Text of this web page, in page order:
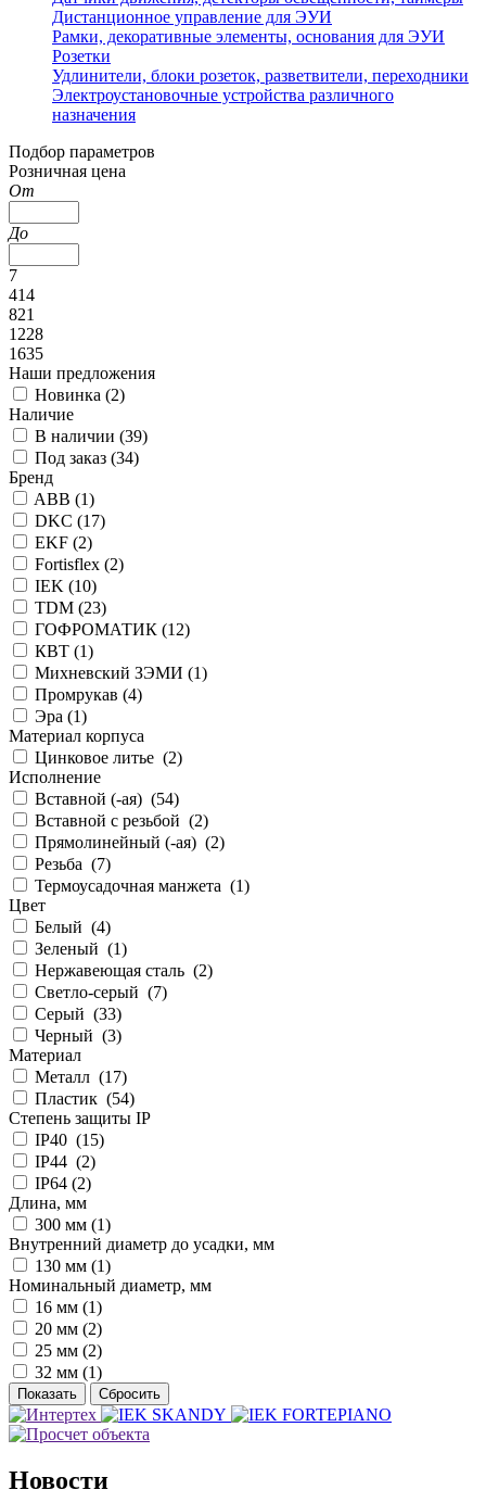
Дистанционное управление для ЭУИ
Рамки, декоративные элементы, основания для ЭУИ
Розетки
Удлинители, блоки розеток, разветвители, переходники
Электроустановочные устройства различного
назначения
Подбор параметров
Розничная цена
От
До
7
414
821
1228
1635
Наши предложения
Новинка (2)
Наличие
В наличии (39)
Под заказ (34)
Бренд
ABB (1)
DKC (17)
EKF (2)
Fortisflex (2)
IEK (10)
TDM (23)
ГОФРОМАТИК (12)
КВТ (1)
Михневский ЗЭМИ (1)
Промрукав (4)
Эра (1)
Материал корпуса
Цинковое литье (2)
Исполнение
Вставной (-ая) (54)
Вставной с резьбой (2)
Прямолинейный (-ая) (2)
Резьба (7)
Термоусадочная манжета (1)
Цвет
Белый (4)
Зеленый (1)
Нержавеющая сталь (2)
Светло-серый (7)
Серый (33)
Черный (3)
Материал
Металл (17)
Пластик (54)
Степень защиты IP
IP40 (15)
IP44 (2)
IP64 (2)
Длина, мм
300 мм (1)
Внутренний диаметр до усадки, мм
130 мм (1)
Номинальный диаметр, мм
16 мм (1)
20 мм (2)
25 мм (2)
32 мм (1)
Новости